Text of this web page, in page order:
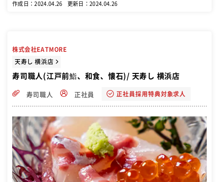
勤怠管理） ■⾷材・消耗品の管理（仕⼊・在 庫管理） ■販促活動の
作成日：2024.04.26 更新日：2024.04.26
株式会社EATMORE
天寿し 横浜店
寿司職人(江戸前鮨、和食、懐石)/ 天寿し 横浜店
寿司職人 正社員 正社員採用特典対象求人